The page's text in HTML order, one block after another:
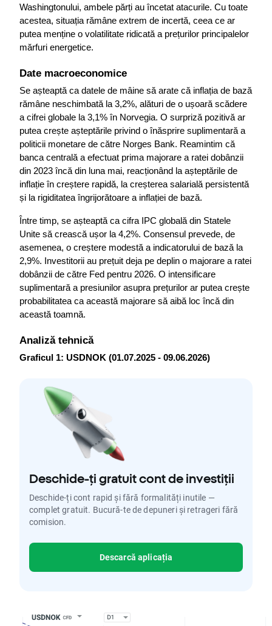
Washingtonului, ambele părți au încetat atacurile. Cu toate
acestea, situația rămâne extrem de incertă, ceea ce ar
putea menține o volatilitate ridicată a prețurilor principalelor
mărfuri energetice.
Date macroeconomice
Se așteaptă ca datele de mâine să arate că inflația de bază
rămâne neschimbată la 3,2%, alături de o ușoară scădere
a cifrei globale la 3,1% în Norvegia. O surpriză pozitivă ar
putea crește așteptările privind o înăsprire suplimentară a
politicii monetare de către Norges Bank. Reamintim că
banca centrală a efectuat prima majorare a ratei dobânzii
din 2023 încă din luna mai, reacționând la așteptările de
inflație în creștere rapidă, la creșterea salarială persistentă
și la rigiditatea îngrijorătoare a inflației de bază.
Între timp, se așteaptă ca cifra IPC globală din Statele
Unite să crească ușor la 4,2%. Consensul prevede, de
asemenea, o creștere modestă a indicatorului de bază la
2,9%. Investitorii au prețuit deja pe deplin o majorare a ratei
dobânzii de către Fed pentru 2026. O intensificare
suplimentară a presiunilor asupra prețurilor ar putea crește
probabilitatea ca această majorare să aibă loc încă din
această toamnă.
Analiză tehnică
Graficul 1: USDNOK (01.07.2025 - 09.06.2026)
Deschide-ți gratuit cont de investiții
Deschide-ți cont rapid și fără formalități inutile —
complet gratuit. Bucură-te de depuneri și retrageri fără
comision.
Descarcă aplicația